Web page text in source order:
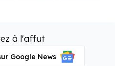
à l'affut
Google News